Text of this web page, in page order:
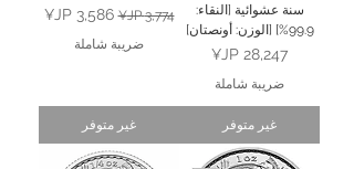
سنة عشوائية [النقاء:
99.9%] [الوزن: أونصتان]
السعر
ضريبة شاملة
غير متوفر
سعر عادي‏3,774 JP¥ سعر البيع‏3,586 JP¥
ضريبة شاملة
غير متوفر